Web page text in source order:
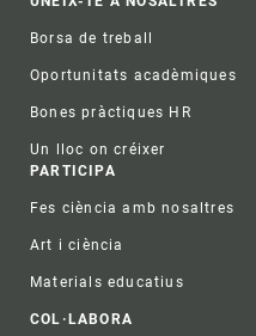
Borsa de treball
Oportunitats acadèmiques
Bones pràctiques HR
Un lloc on créixer
PARTICIPA
Fes ciència amb nosaltres
Art i ciència
Materials educatius
COL·LABORA